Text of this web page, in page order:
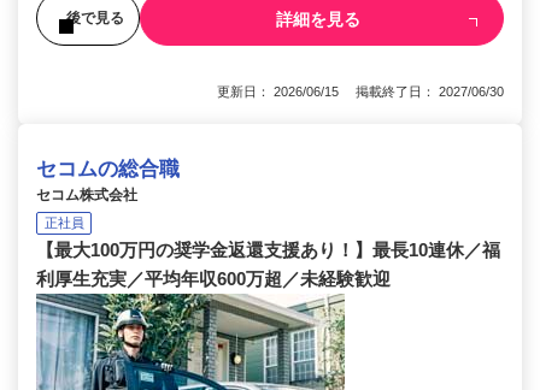
後で見る 詳細を見る
更新日： 2026/06/15 掲載終了日： 2027/06/30
セコムの総合職
セコム株式会社
正社員
【最大100万円の奨学金返還支援あり！】最長10連休／福
利厚生充実／平均年収600万超／未経験歓迎